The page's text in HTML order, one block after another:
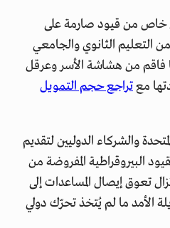
خاص من قيود صارمة على
التعليم الثانوي والجامعي
فاقم من هشاشة الأسر وعرقل
معتراجع حجم التمويل
والشركاء الدوليين لتقديم
البيروقراطية المفروضة من
تعوق إيصال المساعدات إلى
الأمد ما لم يُتخذ تحرّك دولي